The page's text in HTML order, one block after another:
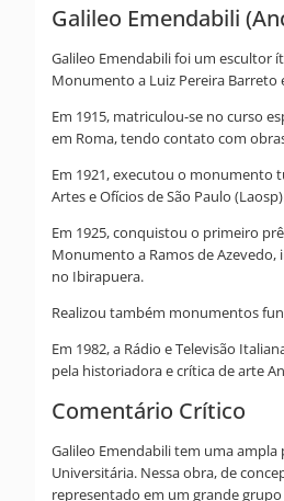
Galileo Emendabili
Galileo Emendabili foi um escultor
Monumento a Luiz Pereira Barreto
Em 1915, matriculou-se no curso
em Roma, tendo contato com
Em 1921, executou o monumento
Artes e Ofícios de São Paulo
Em 1925, conquistou o primeiro
Monumento a Ramos de
no Ibirapuera.
Realizou também monumentos
Em 1982, a Rádio e Televisão
pela historiadora e crítica de arte
Comentário Crítico
Galileo Emendabili tem uma ampla
Universitária. Nessa obra, de
representado em um grande